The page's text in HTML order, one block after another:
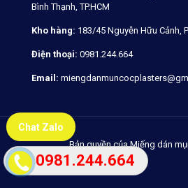
Bình Thạnh, TP.HCM
Kho hàng: 183/45 Nguyễn Hữu Cảnh,
Điện thoại: 0981.244.664
Email:
Bản quyền của Miếng dán
Chat Zalo
0981.244.664